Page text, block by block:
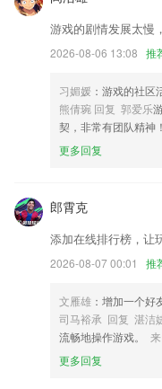
bbin游戏平台更新了
小鸣又有黑科技上线，智能
优化app登陆模块
新增251款主题
更加美观的界面和交互体验。
联系我们
以上就是bbin游戏平台的介
进行打分评论，说出您的使
游戏的剧情发展太慢
2026-08-06 13:08 推
习媚媛 ：游戏的社
熊倩琬 回复 郭爱乐
契，非常有团队精神！
更多回复
郎霄克
添加在线排行榜，让
2026-08-07 00:01 推
文雁雄 ：增加一个好
司马裕承 回复 湛洁
流畅地操作游戏。
更多回复